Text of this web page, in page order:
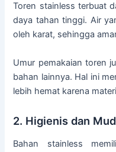
Toren stainless terbuat
daya tahan tinggi. Air
oleh karat, sehingga
Umur pemakaian toren
bahan lainnya. Hal ini
lebih hemat karena
2. Higienis dan
Bahan stainless